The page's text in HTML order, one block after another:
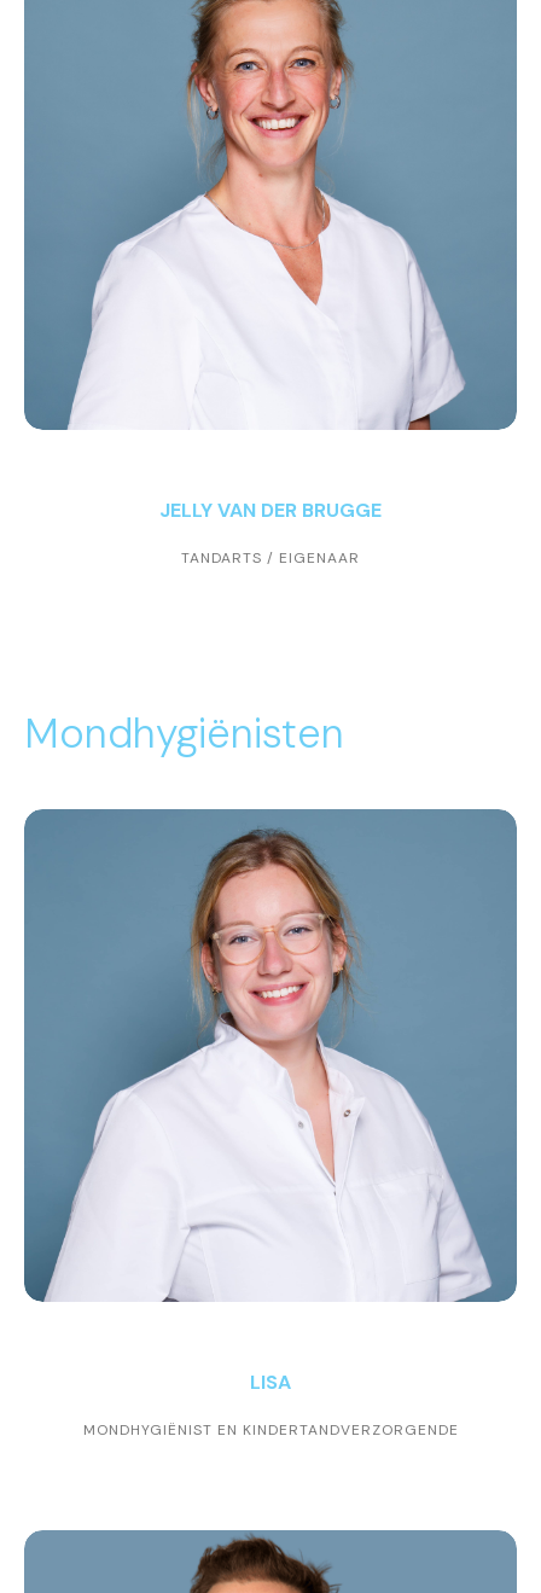
JELLY VAN DER BRUGGE
TANDARTS / EIGENAAR
Mondhygiënisten
LISA
MONDHYGIËNIST EN KINDERTANDVERZORGENDE